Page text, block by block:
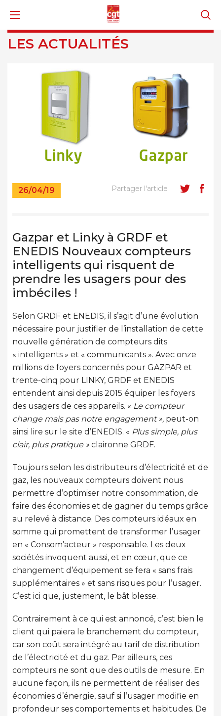
LES ACTUALITÉS
26/04/19 Partager l'article
Gazpar et Linky à GRDF et
ENEDIS Nouveaux compteurs
intelligents qui risquent de
prendre les usagers pour des
imbéciles !
Selon GRDF et ENEDIS, il s’agit d’une évolution
nécessaire pour justifier de l’installation de cette
nouvelle génération de compteurs dits
« intelligents » et « communicants ». Avec onze
millions de foyers concernés pour GAZPAR et
trente-cinq pour LINKY, GRDF et ENEDIS
entendent ainsi depuis 2015 équiper les foyers
des usagers de ces appareils. « Le compteur
change mais pas notre engagement », peut-on
ainsi lire sur le site d’ENEDIS. « Plus simple, plus
clair, plus pratique » claironne GRDF.
Toujours selon les distributeurs d’électricité et de
gaz, les nouveaux compteurs doivent nous
permettre d’optimiser notre consommation, de
faire des économies et de gagner du temps grâce
au relevé à distance. Des compteurs idéaux en
somme qui promettent de transformer l’usager
en « Consom’acteur » responsable. Les deux
sociétés invoquent aussi, et en cœur, que ce
changement d’équipement se fera « sans frais
supplémentaires » et sans risques pour l’usager.
C’est ici que, justement, le bât blesse.
Contrairement à ce qui est annoncé, c’est bien le
client qui paiera le branchement du compteur,
car son coût sera intégré au tarif de distribution
de l’électricité et du gaz. Par ailleurs, ces
compteurs ne sont que des outils de mesure. En
aucune façon, ils ne permettent de réaliser des
économies d’énergie, sauf si l’usager modifie en
profondeur ses comportements et habitudes. De